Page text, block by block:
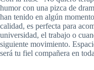
humor con una pizca de
han tenido en algún
calidad, es perfecta para
universidad, el trabajo o
siguiente movimiento.
será tu fiel compañera en